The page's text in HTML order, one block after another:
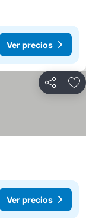
Ver precios
Compartir
Ver precios